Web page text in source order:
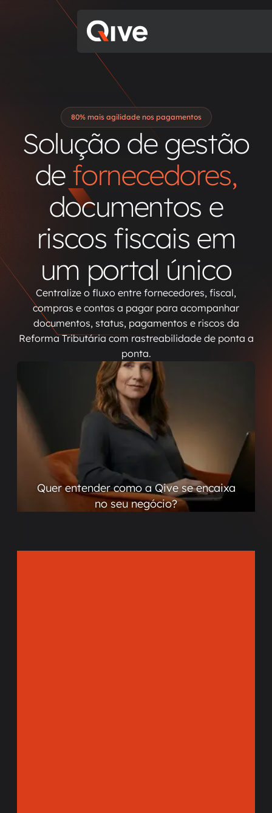
80% mais agilidade nos pagamentos
Solução de gestão
de fornecedores,
documentos e
riscos fiscais em
um portal único
Centralize o fluxo entre fornecedores, fiscal,
compras e contas a pagar para acompanhar
documentos, status, pagamentos e riscos da
Reforma Tributária com rastreabilidade de ponta a
ponta.
Quer entender como a Qive se encaixa
no seu negócio?